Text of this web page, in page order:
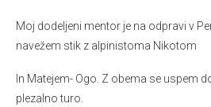
Moj dodeljeni mentor je na odpravi v
navežem stik z alpinistoma Nikotom
In Matejem- Ogo. Z obema se uspem
plezalno turo.